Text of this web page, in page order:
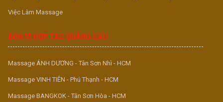
Việc Làm Massage
ĐƠN VỊ HỢP TÁC QUẢNG CÁO
Massage ÁNH DƯƠNG - Tân Sơn Nhì - HCM
Massage VINH TIÊN - Phú Thạnh - HCM
Massage BANGKOK - Tân Sơn Hòa - HCM